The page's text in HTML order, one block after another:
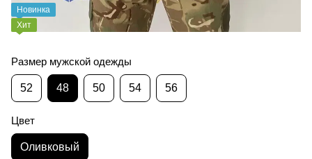
Новинка
Хит
Размер мужской одежды
52 48 50 54 56
Цвет
Оливковый